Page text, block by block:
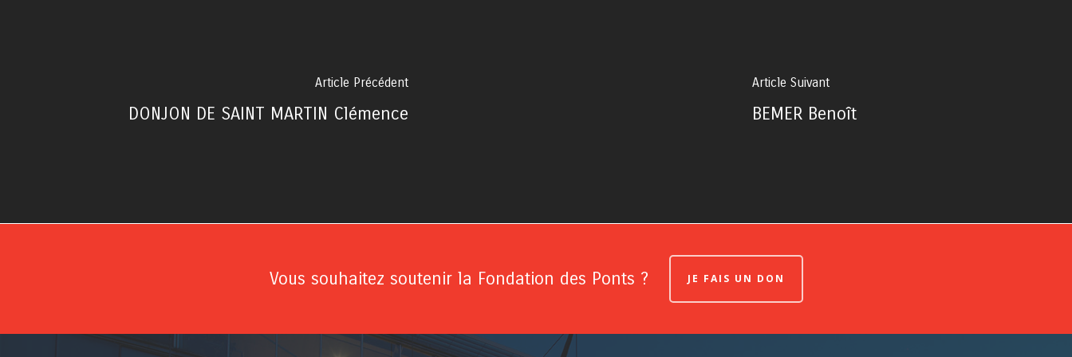
Article Précédent
DONJON DE SAINT MARTIN Clémence
Article Suivant
BEMER Benoît
Vous souhaitez soutenir la Fondation des Ponts ? JE FAIS UN DON